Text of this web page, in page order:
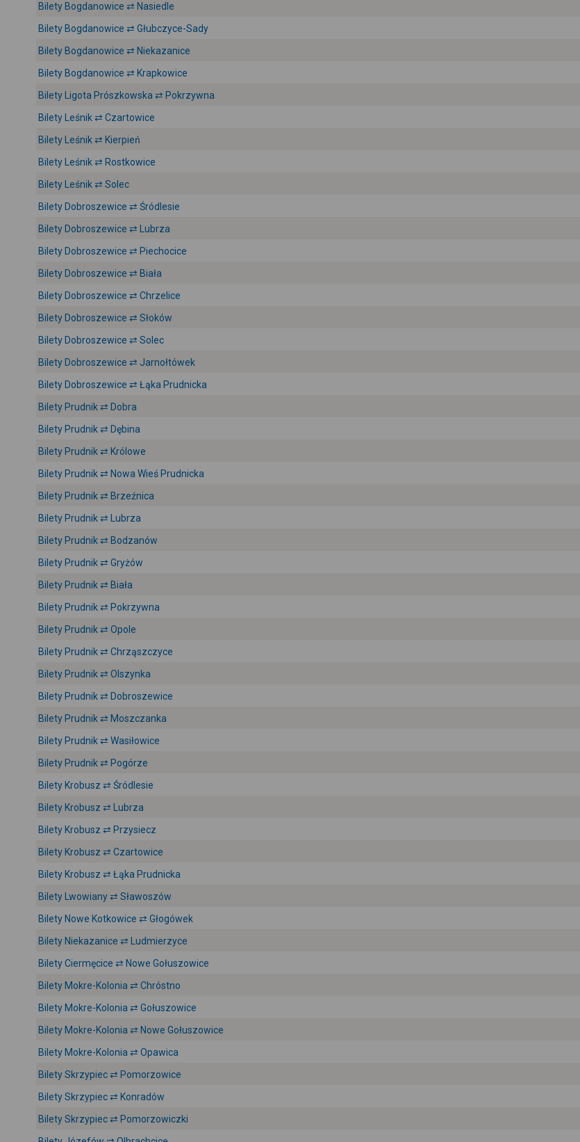
Bilety Bogdanowice ⇄ Nasiedle
Bilety Bogdanowice ⇄ Głubczyce-Sady
Bilety Bogdanowice ⇄ Niekazanice
Bilety Bogdanowice ⇄ Krapkowice
Bilety Ligota Prószkowska ⇄ Pokrzywna
Bilety Leśnik ⇄ Czartowice
Bilety Leśnik ⇄ Kierpień
Bilety Leśnik ⇄ Rostkowice
Bilety Leśnik ⇄ Solec
Bilety Dobroszewice ⇄ Śródlesie
Bilety Dobroszewice ⇄ Lubrza
Bilety Dobroszewice ⇄ Piechocice
Bilety Dobroszewice ⇄ Biała
Bilety Dobroszewice ⇄ Chrzelice
Bilety Dobroszewice ⇄ Słoków
Bilety Dobroszewice ⇄ Solec
Bilety Dobroszewice ⇄ Jarnołtówek
Bilety Dobroszewice ⇄ Łąka Prudnicka
Bilety Prudnik ⇄ Dobra
Bilety Prudnik ⇄ Dębina
Bilety Prudnik ⇄ Królowe
Bilety Prudnik ⇄ Nowa Wieś Prudnicka
Bilety Prudnik ⇄ Brzeźnica
Bilety Prudnik ⇄ Lubrza
Bilety Prudnik ⇄ Bodzanów
Bilety Prudnik ⇄ Gryżów
Bilety Prudnik ⇄ Biała
Bilety Prudnik ⇄ Pokrzywna
Bilety Prudnik ⇄ Opole
Bilety Prudnik ⇄ Chrząszczyce
Bilety Prudnik ⇄ Olszynka
Bilety Prudnik ⇄ Dobroszewice
Bilety Prudnik ⇄ Moszczanka
Bilety Prudnik ⇄ Wasiłowice
Bilety Prudnik ⇄ Pogórze
Bilety Krobusz ⇄ Śródlesie
Bilety Krobusz ⇄ Lubrza
Bilety Krobusz ⇄ Przysiecz
Bilety Krobusz ⇄ Czartowice
Bilety Krobusz ⇄ Łąka Prudnicka
Bilety Lwowiany ⇄ Sławoszów
Bilety Nowe Kotkowice ⇄ Głogówek
Bilety Niekazanice ⇄ Ludmierzyce
Bilety Ciermęcice ⇄ Nowe Gołuszowice
Bilety Mokre-Kolonia ⇄ Chróstno
Bilety Mokre-Kolonia ⇄ Gołuszowice
Bilety Mokre-Kolonia ⇄ Nowe Gołuszowice
Bilety Mokre-Kolonia ⇄ Opawica
Bilety Skrzypiec ⇄ Pomorzowice
Bilety Skrzypiec ⇄ Konradów
Bilety Skrzypiec ⇄ Pomorzowiczki